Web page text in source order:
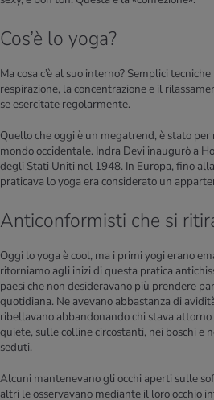
Cos’è lo yoga?
Ma cosa c’è al suo interno? Semplici
respirazione, la concentrazione e il
se esercitate regolarmente.
Quello che oggi è un megatrend, è stato
mondo occidentale. Indra Devi inaugurò a
degli Stati Uniti nel 1948. In Europa, fino
praticava lo yoga era considerato un
Anticonformisti che si
Oggi lo yoga è cool, ma i primi yogi erano
ritorniamo agli inizi di questa pratica
paesi che non desideravano più prendere
quotidiana. Ne avevano abbastanza di
ribellavano abbandonando chi stava
quiete, sulle colline circostanti, nei boschi e
seduti.
Alcuni mantenevano gli occhi aperti sulle
altri le osservavano mediante il loro occhio